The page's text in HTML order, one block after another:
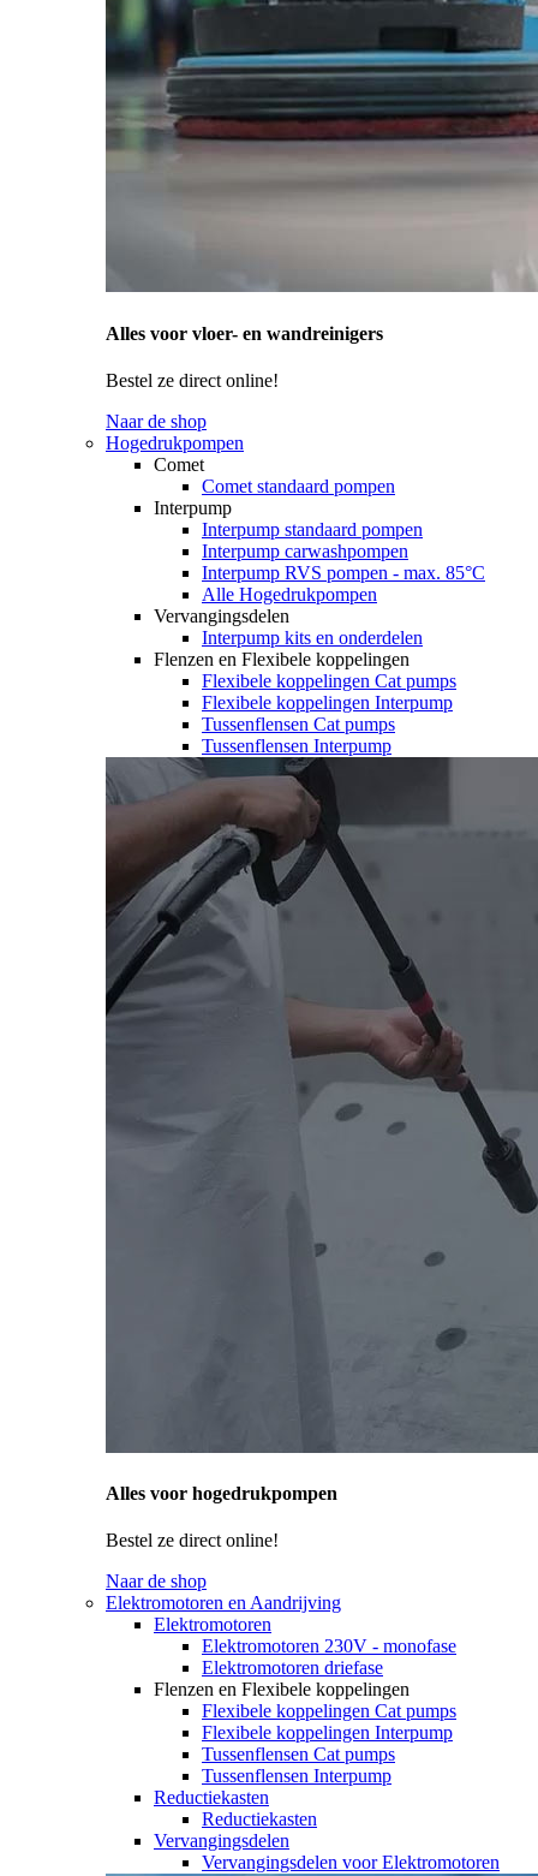
Alles voor vloer- en wandreinigers
Bestel ze direct online!
Naar de shop
Hogedrukpompen
Comet
Comet standaard pompen
Interpump
Interpump standaard pompen
Interpump carwashpompen
Interpump RVS pompen - max. 85°C
Alle Hogedrukpompen
Vervangingsdelen
Interpump kits en onderdelen
Flenzen en Flexibele koppelingen
Flexibele koppelingen Cat pumps
Flexibele koppelingen Interpump
Tussenflensen Cat pumps
Tussenflensen Interpump
Alles voor hogedrukpompen
Bestel ze direct online!
Naar de shop
Elektromotoren en Aandrijving
Elektromotoren
Elektromotoren 230V - monofase
Elektromotoren driefase
Flenzen en Flexibele koppelingen
Flexibele koppelingen Cat pumps
Flexibele koppelingen Interpump
Tussenflensen Cat pumps
Tussenflensen Interpump
Reductiekasten
Reductiekasten
Vervangingsdelen
Vervangingsdelen voor Elektromotoren